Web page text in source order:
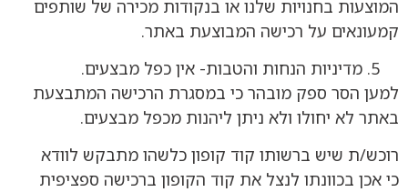
המוצעות בחנויות שלנו או בנקודות מכירה של שותפים
קמעונאים על רכישה המבוצעת באתר.
מדיניות הנחות והטבות- אין כפל מבצעים.
למען הסר ספק מובהר כי במסגרת הרכישה המתבצעת
באתר לא יחולו ולא ניתן ליהנות מכפל מבצעים.
רוכש/ת שיש ברשותו קוד קופון כלשהו מתבקש לוודא
כי אכן בכוונתו לנצל את קוד הקופון ברכישה ספציפית